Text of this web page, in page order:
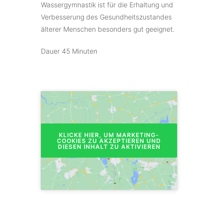
Wassergymnastik ist für die Erhaltung und
Verbesserung des Gesundheitszustandes
älterer Menschen besonders gut geeignet.
Dauer 45 Minuten
KLICKE HIER, UM MARKETING-
COOKIES ZU AKZEPTIEREN UND
DIESEN INHALT ZU AKTIVIEREN